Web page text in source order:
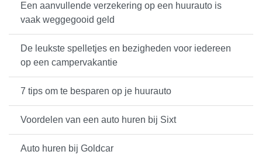
Een aanvullende verzekering op een huurauto is
vaak weggegooid geld
De leukste spelletjes en bezigheden voor iedereen
op een campervakantie
7 tips om te besparen op je huurauto
Voordelen van een auto huren bij Sixt
Auto huren bij Goldcar